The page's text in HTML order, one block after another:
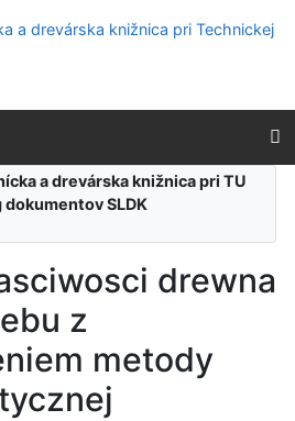
prístupnosti
a drevárska knižnica pri TU
SLDK
drewna
z
metody